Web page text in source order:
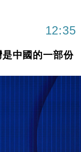
「保證金」 43歲女子
全周仍升近2%
新開工及銷售預測
成 蘋果或犧牲毛利穩
候金融會議
12:35
中國的一部份